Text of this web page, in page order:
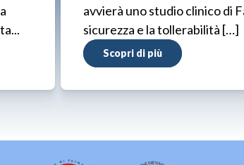
avvierà uno studio clinico di
sicurezza e la tollerabilità […]
Scopri di più